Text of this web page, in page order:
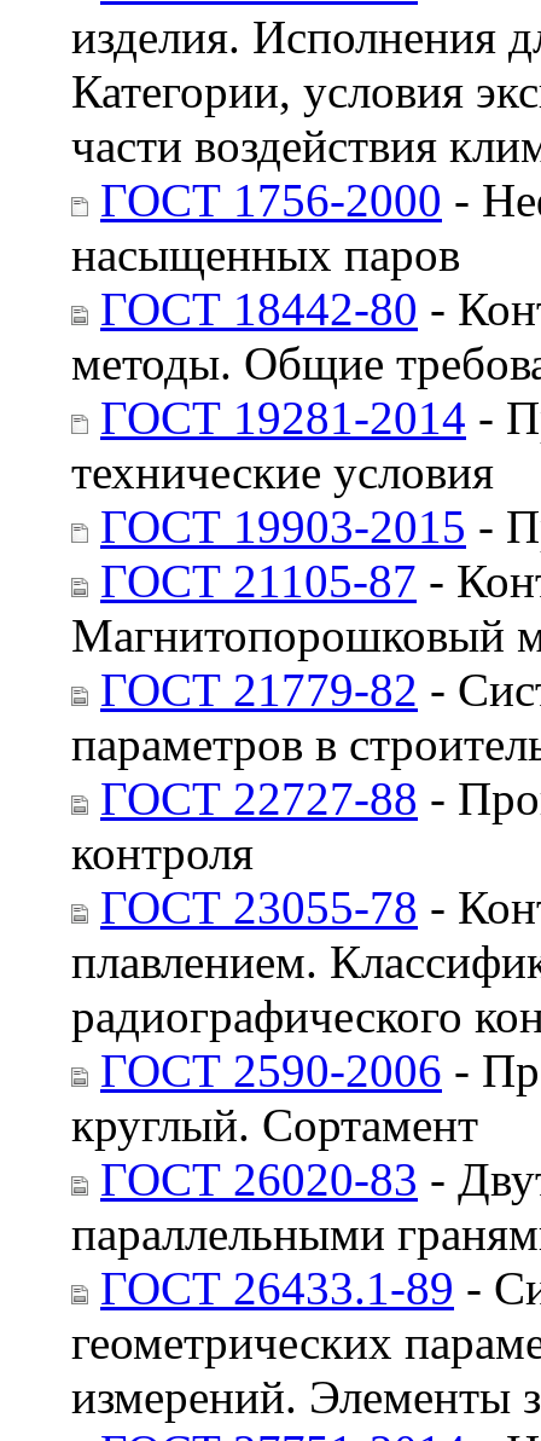
изделия. Исполнения
Категории, условия
части воздействия
ГОСТ 1756-2000 -
насыщенных паров
ГОСТ 18442-80 -
методы. Общие
ГОСТ 19281-2014 -
технические условия
ГОСТ 19903-2015 -
ГОСТ 21105-87 -
Магнитопорошковый
ГОСТ 21779-82 -
параметров в
ГОСТ 22727-88 -
контроля
ГОСТ 23055-78 -
плавлением.
радиографического
ГОСТ 2590-2006 -
круглый. Сортамент
ГОСТ 26020-83 -
параллельными
ГОСТ 26433.1-89 -
геометрических
измерений. Элементы